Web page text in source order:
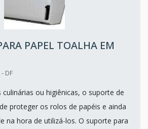
PAPEL TOALHA EM
DF
ou higiênicas, o suporte de
proteger os rolos de papéis e ainda
na hora de utilizá-los. O suporte para